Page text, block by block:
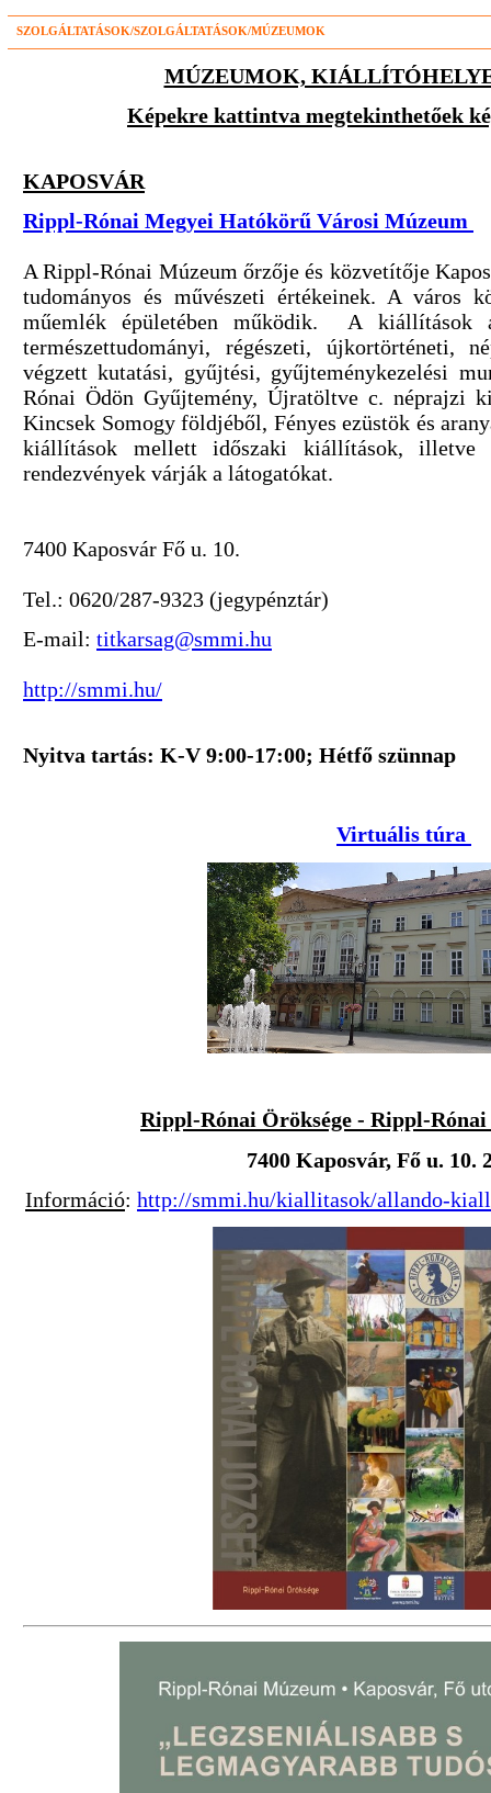
SZOLGÁLTATÁSOK/SZOLGÁLTATÁSOK/MÚZEUMOK
MÚZEUMOK,
Képekre kattintva megtekinthetőek
KAPOSVÁR
Rippl-Rónai Megyei Hatókörű Városi Múzeum
A Rippl-Rónai Múzeum őrzője és közvetítője
tudományos és művészeti értékeinek. A város
műemlék épületében működik. A kiállítások
természettudományi, régészeti, újkortörténeti,
végzett kutatási, gyűjtési, gyűjteménykezelési
Rónai Ödön Gyűjtemény, Újratöltve c. néprajzi
Kincsek Somogy földjéből, Fényes ezüstök és
kiállítások mellett időszaki kiállítások, illetve
rendezvények várják a látogatókat.
7400 Kaposvár Fő u. 10.
Tel.: 0620/287-9323 (jegypénztár)
E-mail: titkarsag@smmi.hu
http://smmi.hu/
Nyitva tartás: K-V 9:00-17:00; Hétfő szünnap
Virtuális túra
Rippl-Rónai Öröksége - Rippl-
7400 Kaposvár, Fő u. 10.
Információ: http://smmi.hu/kiallitasok/allando-